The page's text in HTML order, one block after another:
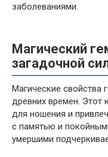
заболеваниями.
Магический
загадочной
Магические свойства
древних времен. Этот
для ношения и
с памятью и
умершими